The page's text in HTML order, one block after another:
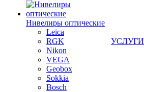
Нивелиры оптические
Leica
RGK
Nikon
VEGA
Geobox
Sokkia
Bosch
УСЛУГИ